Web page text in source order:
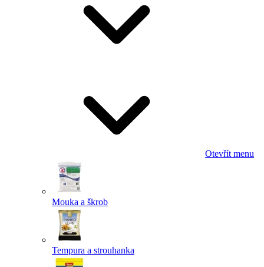
Otevřít menu
Mouka a škrob
Tempura a strouhanka
Powered by chaterimo